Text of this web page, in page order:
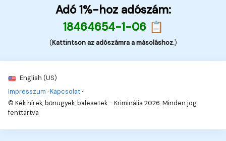
Adó 1%-hoz adószám:
18464654-1-06 📋
(Kattintson az adószámra a másoláshoz.)
English (US)
Impresszum ·Kapcsolat ·
© Kék hírek, bűnügyek, balesetek - Kriminális 2026. Minden jog
fenttartva